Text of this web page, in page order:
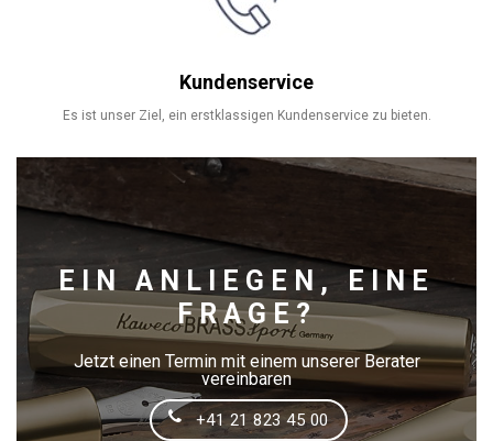
Kundenservice
Es ist unser Ziel, ein erstklassigen Kundenservice zu bieten.
EIN ANLIEGEN, EINE
FRAGE?
Jetzt einen Termin mit einem unserer Berater
vereinbaren
+41 21 823 45 00